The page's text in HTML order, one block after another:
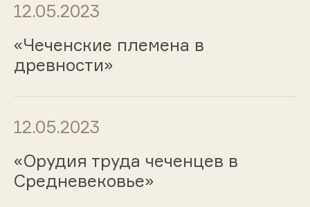
12.05.2023
«Чеченские племена в
древности»
12.05.2023
«Орудия труда чеченцев в
Средневековье»